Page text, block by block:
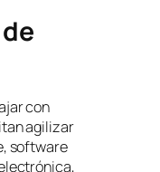
con
agilizar
software